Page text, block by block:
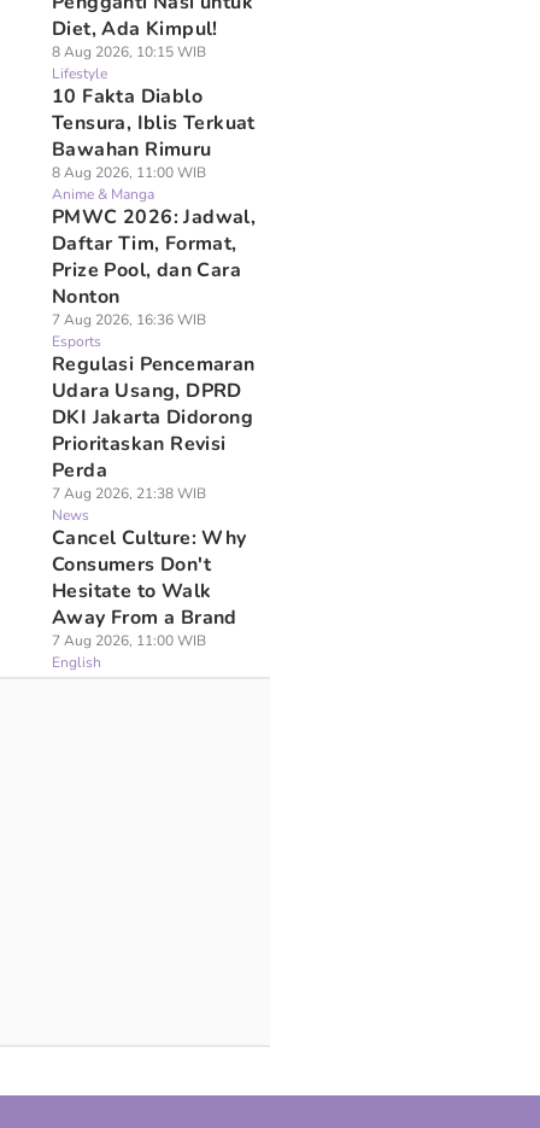
Diet, Ada Kimpul!
8 Aug 2026, 10:15 WIB
Lifestyle
10 Fakta Diablo
Tensura, Iblis Terkuat
Bawahan Rimuru
8 Aug 2026, 11:00 WIB
Anime & Manga
PMWC 2026: Jadwal,
Daftar Tim, Format,
Prize Pool, dan Cara
Nonton
7 Aug 2026, 16:36 WIB
Esports
Regulasi Pencemaran
Udara Usang, DPRD
DKI Jakarta Didorong
Prioritaskan Revisi
Perda
7 Aug 2026, 21:38 WIB
News
Cancel Culture: Why
Consumers Don't
Hesitate to Walk
Away From a Brand
7 Aug 2026, 11:00 WIB
English